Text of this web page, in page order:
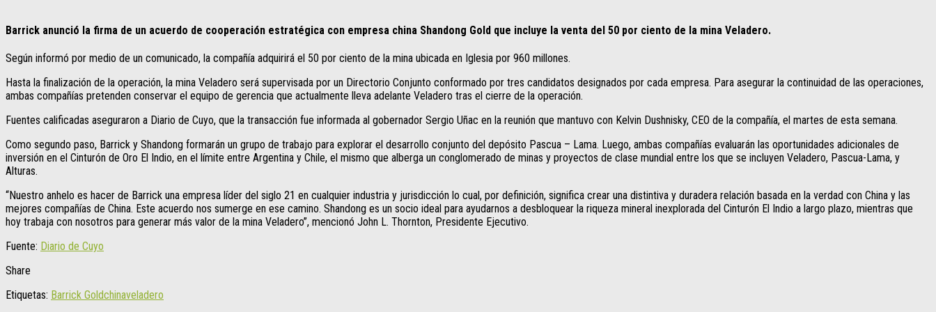
Barrick anunció la firma de un acuerdo de cooperación estratégica con empresa china Shandong Gold que incluye la venta del 50 por ciento de la mina Veladero.
Según informó por medio de un comunicado, la compañía adquirirá el 50 por ciento de la mina ubicada en Iglesia por 960 millones.
Hasta la finalización de la operación, la mina Veladero será supervisada por un Directorio Conjunto conformado por tres candidatos designados por cada empresa. Para asegurar la continuidad de las operaciones,
ambas compañías pretenden conservar el equipo de gerencia que actualmente lleva adelante Veladero tras el cierre de la operación.
Fuentes calificadas aseguraron a Diario de Cuyo, que la transacción fue informada al gobernador Sergio Uñac en la reunión que mantuvo con Kelvin Dushnisky, CEO de la compañía, el martes de esta semana.
Como segundo paso, Barrick y Shandong formarán un grupo de trabajo para explorar el desarrollo conjunto del depósito Pascua – Lama. Luego, ambas compañías evaluarán las oportunidades adicionales de
inversión en el Cinturón de Oro El Indio, en el límite entre Argentina y Chile, el mismo que alberga un conglomerado de minas y proyectos de clase mundial entre los que se incluyen Veladero, Pascua-Lama, y
Alturas.
“Nuestro anhelo es hacer de Barrick una empresa líder del siglo 21 en cualquier industria y jurisdicción lo cual, por definición, significa crear una distintiva y duradera relación basada en la verdad con China y las
mejores compañías de China. Este acuerdo nos sumerge en ese camino. Shandong es un socio ideal para ayudarnos a desbloquear la riqueza mineral inexplorada del Cinturón El Indio a largo plazo, mientras que
hoy trabaja con nosotros para generar más valor de la mina Veladero”, mencionó John L. Thornton, Presidente Ejecutivo.
Fuente: Diario de Cuyo
Share
Etiquetas: Barrick Goldchinaveladero